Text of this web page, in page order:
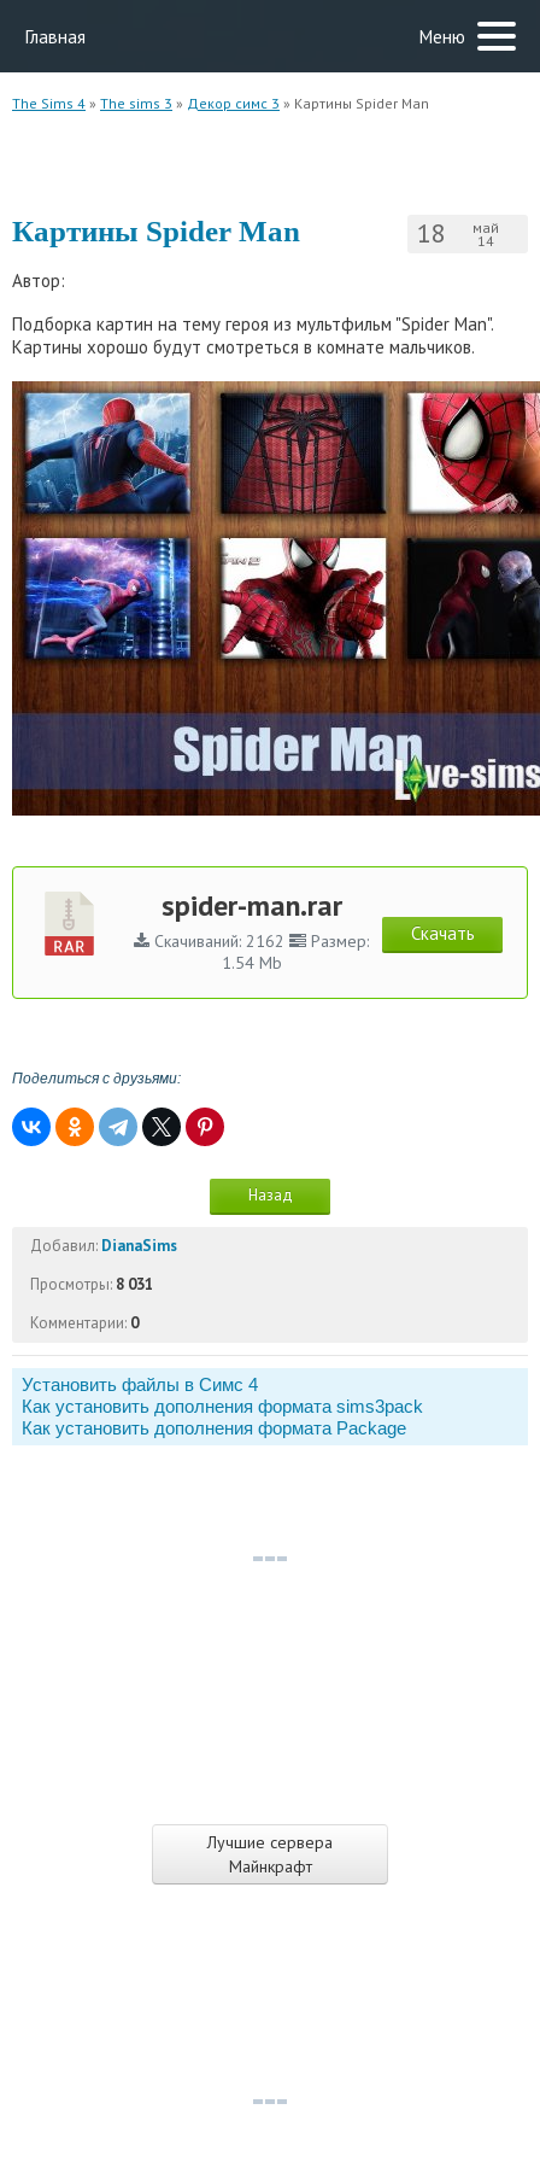
Главная Меню
Лучшие сервера
Майнкрафт
The Sims 4 » The sims 3 » Декор симс 3 » Картины Spider Man
18 май
14
Картины Spider Man
Автор:
Подборка картин на тему героя из мультфильм "Spider Man".
Картины хорошо будут смотреться в комнате мальчиков.
spider-man.rar
Скачиваний: 2162
Размер:
1.54 Mb
Скачать
Поделиться с друзьями:
Назад
Добавил: DianaSims
Просмотры: 8 031
Комментарии: 0
Установить файлы в Симс 4
Как установить дополнения формата sims3pack
Как установить дополнения формата Package